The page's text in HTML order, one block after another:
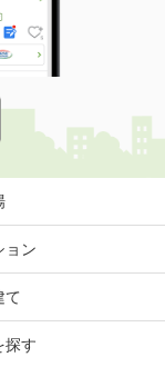
ョン
て
探す